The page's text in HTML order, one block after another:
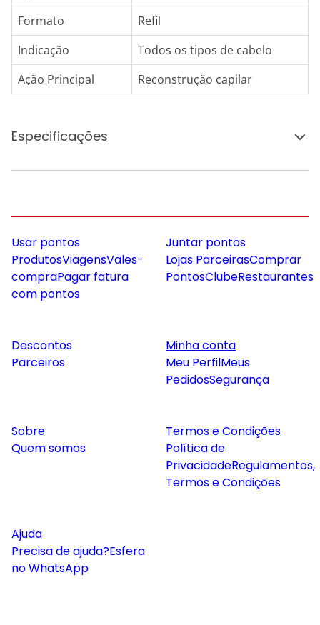
Formato
Refil
Indicação
Todos os tipos de cabelo
Ação Principal
Reconstrução capilar
Especificações
Usar pontos
ProdutosViagensVales-
compraPagar fatura
com pontos
Juntar pontos
Lojas ParceirasComprar
PontosClubeRestaurantes
Descontos
Parceiros
Minha conta
Meu PerfilMeus
PedidosSegurança
Sobre
Quem somos
Termos e Condições
Política de
PrivacidadeRegulamentos,
Termos e Condições
Ajuda
Precisa de ajuda?Esfera
no WhatsApp